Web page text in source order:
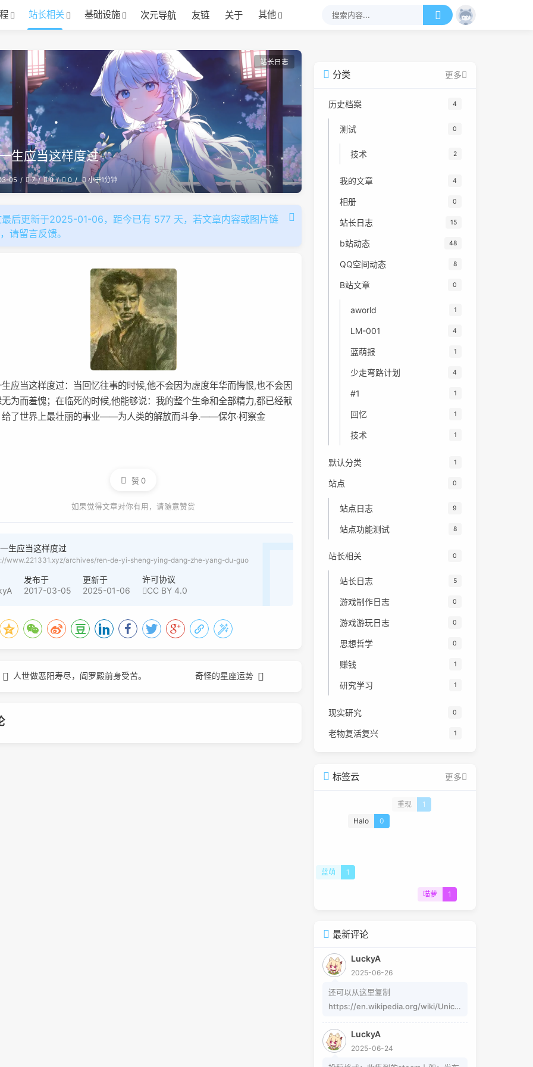
站长相关 基础设施 次元导航 友链 关于 其他
站长日志
生应当这样度过
05 7 0 0 小于1分钟
最后更新于2025-01-06，距今已有 577 天，若文章内容或图片链
请留言反馈。
生应当这样度过：当回忆往事的时候,他不会因为虚度年华而悔恨,也不会因
为而羞愧；在临死的时候,他能够说：我的整个生命和全部精力,都已经献
给了世界上最壮丽的事业――为人类的解放而斗争.——保尔·柯察金
赞0
如果觉得文章对你有用，请随意赞赏
生应当这样度过
www.221331.xyz/archives/ren-de-yi-sheng-ying-dang-zhe-yang-du-guo
发布于
2017-03-05
更新于
2025-01-06
许可协议
CC BY 4.0
人世做恶阳寿尽，阎罗殿前身受苦。 奇怪的星座运势
分类 更多
历史档案 4
测试 0
技术 2
我的文章 4
相册 0
站长日志 15
b站动态 48
QQ空间动态 8
B站文章 0
aworld 1
LM-001 4
蓝萌报 1
少走弯路计划 4
#1 1
回忆 1
技术 1
默认分类 1
站点 0
站点日志 9
站点功能测试 8
站长相关 0
站长日志 5
游戏制作日志 0
游戏游玩日志 0
思想哲学 0
赚钱 1
研究学习 1
现实研究 0
老物复活复兴 1
标签云 更多
Halo 0
喵萝 1
重现 1
蓝萌 1
最新评论
LuckyA
2025-06-26
还可以从这里复制
https://en.wikipedia.org/wiki/Unico
个其实是字符，不懂编码的人，可以用
这个网站生成
https://www.jiuwa.net/xzm/ 相关问
LuckyA
2025-06-24